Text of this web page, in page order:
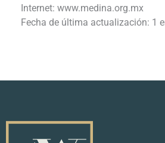
Internet: www.medina.org.mx
Fecha de última actualización: 1